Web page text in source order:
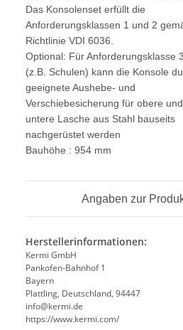
Das Konsolenset erfüllt die
Anforderungsklassen 1 und 2
Richtlinie VDI 6036.
Optional: Für Anforderungsklasse 3
(z.B. Schulen) kann die Konsole
geeignete Aushebe- und
Verschiebesicherung für obere und
untere Lasche aus Stahl bauseits
nachgerüstet werden
Bauhöhe : 954 mm
Angaben zur
Herstellerinformationen:
Kermi GmbH
Pankofen-Bahnhof 1
Bayern
Plattling, Deutschland, 94447
info@kermi.de
https://www.kermi.com/